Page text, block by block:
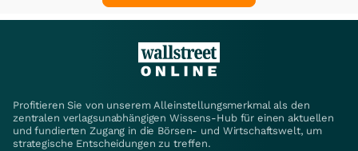
Profitieren Sie von unserem Alleinstellungsmerkmal als den
zentralen verlagsunabhängigen Wissens-Hub für einen aktuellen
und fundierten Zugang in die Börsen- und Wirtschaftswelt, um
strategische Entscheidungen zu treffen.